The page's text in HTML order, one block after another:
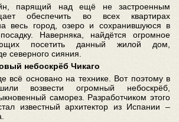
парящий над ещё не застроенным
обеспечить во всех квартирах
весь город, озеро и сохранившуюся в
Наверняка, найдётся огромное
посетить данный жилой дом,
северного сияния.
небоскрёб Чикаго
всё основано на технике. Вот поэтому в
возвести огромный небоскрёб,
саморез. Разработчиком этого
известный архитектор из Испании –